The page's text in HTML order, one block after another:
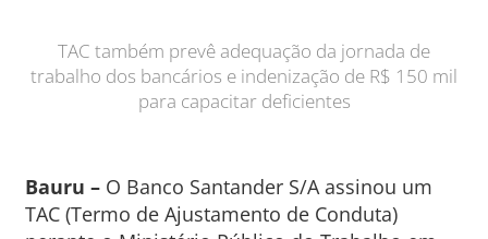
TAC também prevê adequação da jornada de
trabalho dos bancários e indenização de R$ 150 mil
para capacitar deficientes
Bauru – O Banco Santander S/A assinou um
TAC (Termo de Ajustamento de Conduta)